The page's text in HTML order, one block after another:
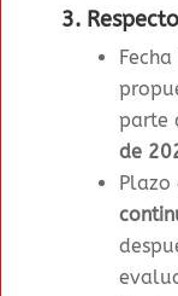
3.
parte
de
Plazo